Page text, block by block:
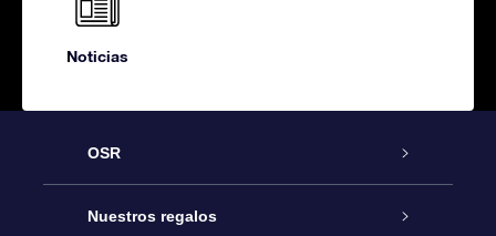
Noticias
OSR
Atención
Nuestros regalos